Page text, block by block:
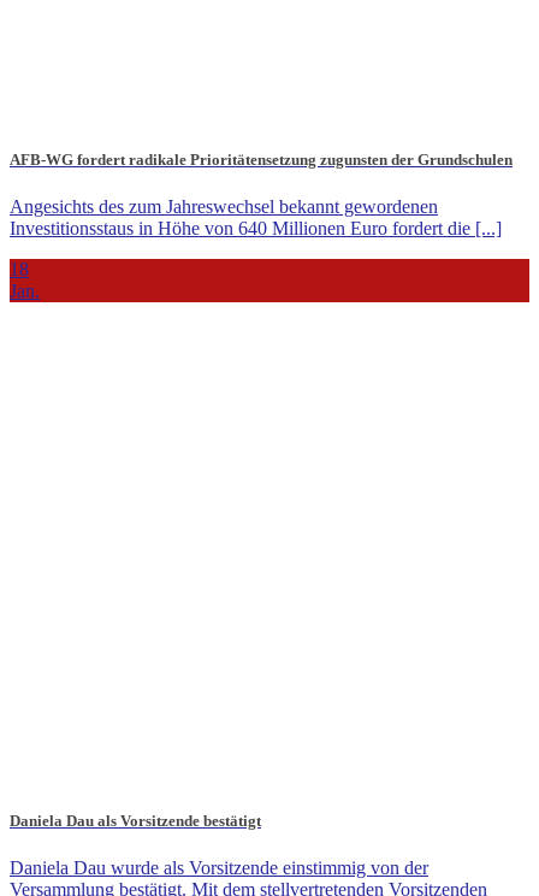
AFB-WG fordert radikale Prioritätensetzung zugunsten der Grundschulen
Angesichts des zum Jahreswechsel bekannt gewordenen
Investitionsstaus in Höhe von 640 Millionen Euro fordert die [...]
18
Jan.
Daniela Dau als Vorsitzende bestätigt
Daniela Dau wurde als Vorsitzende einstimmig von der
Versammlung bestätigt. Mit dem stellvertretenden Vorsitzenden